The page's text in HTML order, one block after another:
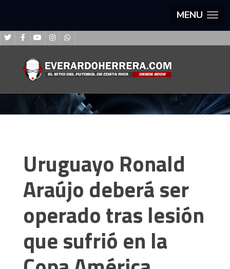
MENU
Uruguayo Ronald
Araújo deberá ser
operado tras lesión
que sufrió en la